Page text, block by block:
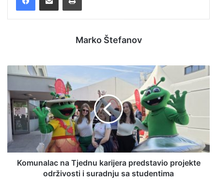
Marko Štefanov
Komunalac na Tjednu karijera predstavio projekte
održivosti i suradnju sa studentima